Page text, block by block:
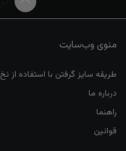
منوی وب‌سایت
طریقه سایز گرفتن با استفاده از نخ
درباره ما
راهنما
قوانین